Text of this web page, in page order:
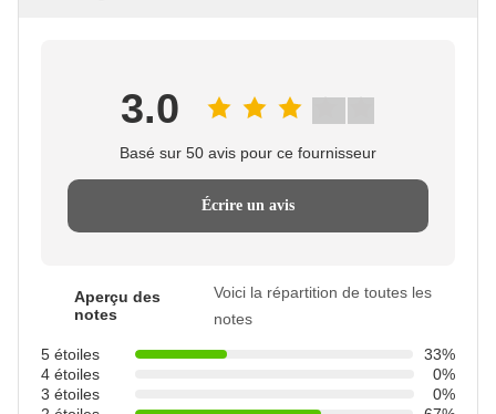
3.0
Basé sur 50 avis pour ce fournisseur
Écrire un avis
Aperçu des
notes
Voici la répartition de toutes les
notes
5 étoiles
33%
4 étoiles
0%
3 étoiles
0%